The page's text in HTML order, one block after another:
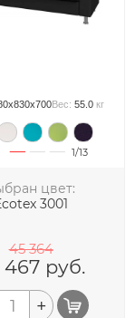
Вес:55.0 кг
1/13
цвет:
3001
45 364
467 руб.
+